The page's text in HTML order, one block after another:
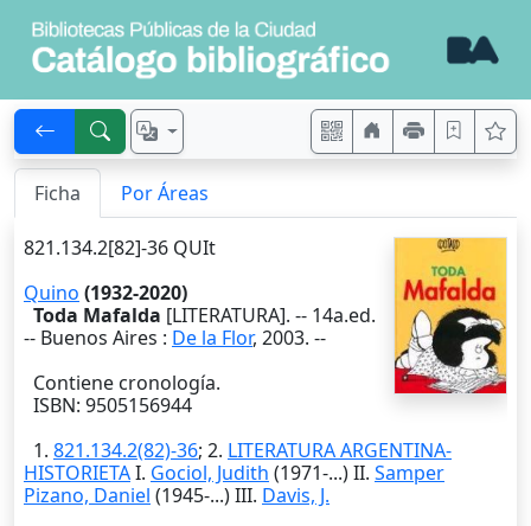
Ficha Por Áreas
821.134.2[82]-36 QUIt
Quino (1932-2020)
Toda Mafalda [LITERATURA]. -- 14a.ed.
-- Buenos Aires : De la Flor, 2003. --
Contiene cronología.
ISBN: 9505156944
1. 821.134.2(82)-36; 2. LITERATURA ARGENTINA-
HISTORIETAI. Gociol, Judith (1971-...) II. Samper
Pizano, Daniel (1945-...) III. Davis, J.